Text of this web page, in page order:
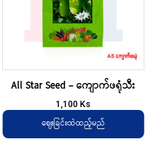
All Star Seed – ကျောက်ဖရုံသီး
1,100Ks
ဈေးခြင်းထဲထည့်မည်